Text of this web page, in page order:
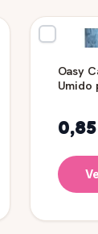
Oasy
Umido